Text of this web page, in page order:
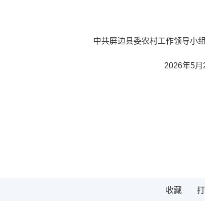
中共屏边县委农村工作领导小
2026年
收藏